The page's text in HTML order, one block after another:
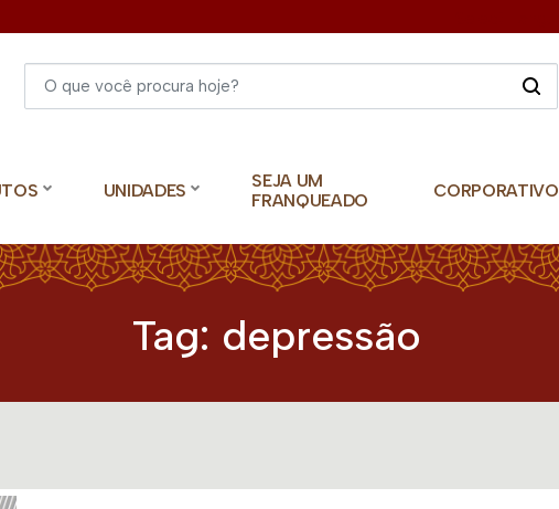
UNIDADES
SEJA UM
FRANQUEADO
CORPORATIVO
Tag: depressão